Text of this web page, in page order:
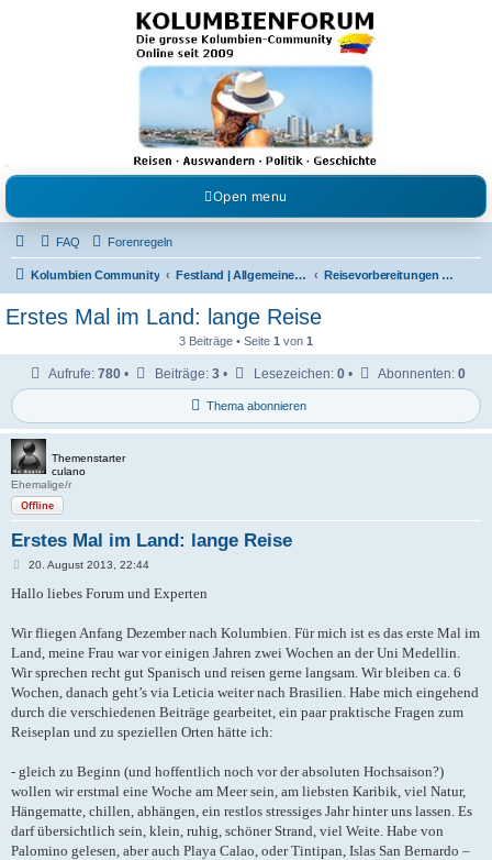
Kolumbienforum - Das
grosse Forum der
Freunde Kolumbiens
Reisen, Auswandern, Kultur, Politik, Geschichte und Visum in Kolumbien und Venezuela.
Austausch, Erfahrungen und Gemeinschaft im Kolumbienforum
Open menu
FAQ Forenregeln
Kolumbien Community Festland | Allgemeine Fragen Reisevorbereitungen & Reiseerfahrungen
Erstes Mal im Land: lange Reise
3 Beiträge • Seite 1 von 1
Thema abonnieren
Aufrufe: 780 • Beiträge: 3 • Lesezeichen: 0 • Abonnenten: 0
Themenstarter
culano
Ehemalige/r
Offline
Erstes Mal im Land: lange Reise
B
i
a
20. August 2013, 22:44
Hallo liebes Forum und Experten
Wir fliegen Anfang Dezember nach Kolumbien. Für mich ist es das erste Mal im
Land, meine Frau war vor einigen Jahren zwei Wochen an der Uni Medellin.
Wir sprechen recht gut Spanisch und reisen gerne langsam. Wir bleiben ca. 6
Wochen, danach geht’s via Leticia weiter nach Brasilien. Habe mich eingehend
durch die verschiedenen Beiträge gearbeitet, ein paar praktische Fragen zum
Reiseplan und zu speziellen Orten hätte ich:
- gleich zu Beginn (und hoffentlich noch vor der absoluten Hochsaison?)
wollen wir erstmal eine Woche am Meer sein, am liebsten Karibik, viel Natur,
Hängematte, chillen, abhängen, ein restlos stressiges Jahr hinter uns lassen. Es
darf übersichtlich sein, klein, ruhig, schöner Strand, viel Weite. Habe von
Palomino gelesen, aber auch Playa Calao, oder Tintipan, Islas San Bernardo –